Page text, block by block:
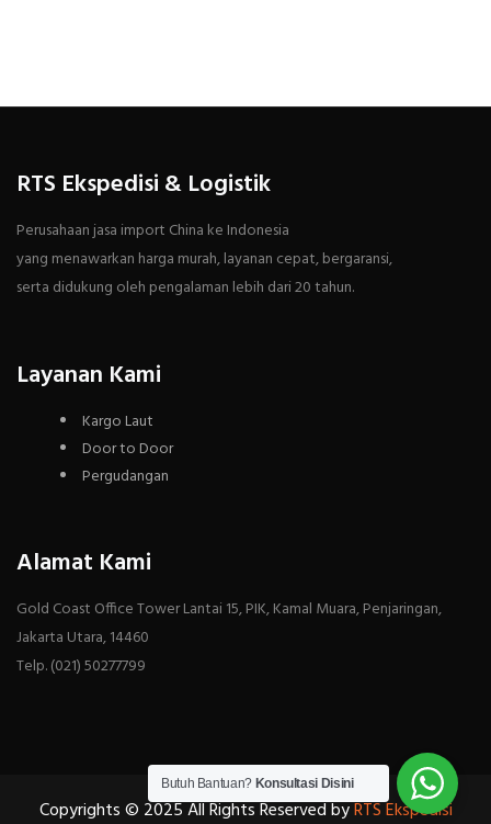
RTS Ekspedisi & Logistik
Perusahaan jasa import China ke Indonesia
yang menawarkan harga murah, layanan cepat, bergaransi,
serta didukung oleh pengalaman lebih dari 20 tahun.
Layanan Kami
Kargo Laut
Door to Door
Pergudangan
Alamat Kami
Gold Coast Office Tower Lantai 15, PIK, Kamal Muara, Penjaringan,
Jakarta Utara, 14460
Telp. (021) 50277799
Copyrights © 2025 All Rights Reserved byRTS Ekspedisi
Butuh Bantuan? Konsultasi Disini